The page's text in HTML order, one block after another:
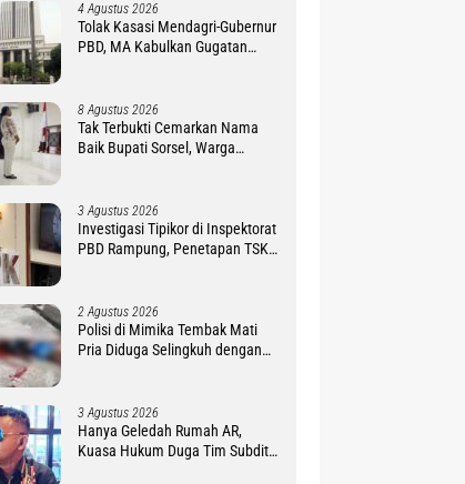
4 Agustus 2026
Tolak Kasasi Mendagri-Gubernur
PBD, MA Kabulkan Gugatan
8 Agustus 2026
Tak Terbukti Cemarkan Nama
Baik Bupati Sorsel, Warga
3 Agustus 2026
Investigasi Tipikor di Inspektorat
PBD Rampung, Penetapan TSK
2 Agustus 2026
Polisi di Mimika Tembak Mati
Pria Diduga Selingkuh dengan
3 Agustus 2026
Hanya Geledah Rumah AR,
Kuasa Hukum Duga Tim Subdit